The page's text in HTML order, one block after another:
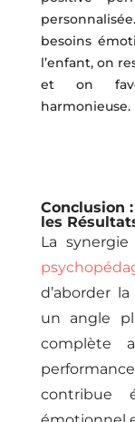
besoins
l’enfant, on
et on
harmonieuse.
Conclusion
les
La
d’aborder
un angle
complète
contribue